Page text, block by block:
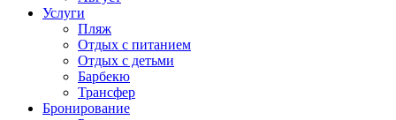
Услуги
Пляж
Отдых с питанием
Отдых с детьми
Барбекю
Трансфер
Бронирование